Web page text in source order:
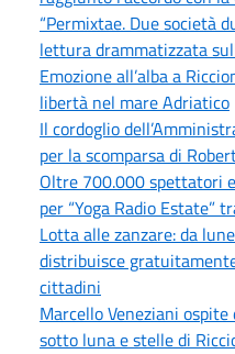
“Permixtae. Due società
lettura drammatizzata
Emozione all’alba a
libertà nel mare Adriatico
Il cordoglio
per la scomparsa di
Oltre 700.000 spettatori
per “Yoga Radio Estate”
Lotta alle zanzare: da
distribuisce
cittadini
Marcello Veneziani
sotto luna e stelle di